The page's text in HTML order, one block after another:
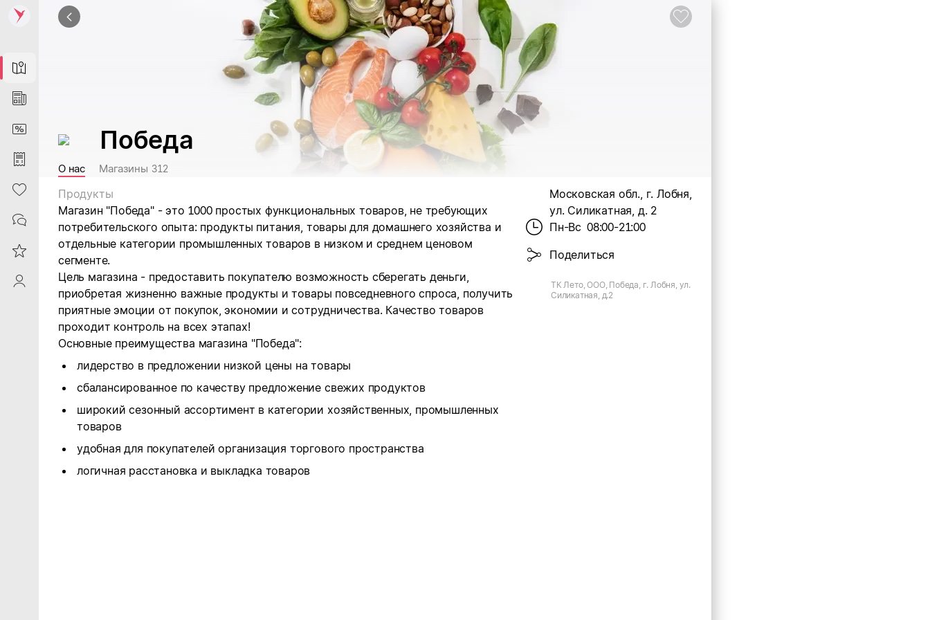
Map
News
DiscountCard
Purchases
Heart
Contacts
Reviews
ProfileSaby
Победа
О нас Магазины 312
Продукты
Магазин "Победа" - это 1000 простых функциональных товаров, не требующих
потребительского опыта: продукты питания, товары для домашнего хозяйства и
отдельные категории промышленных товаров в низком и среднем ценовом
сегменте.
Цель магазина - предоставить покупателю возможность сберегать деньги,
приобретая жизненно важные продукты и товары повседневного спроса, получить
приятные эмоции от покупок, экономии и сотрудничества. Качество товаров
проходит контроль на всех этапах!
Основные преимущества магазина "Победа":
лидерство в предложении низкой цены на товары
сбалансированное по качеству предложение свежих продуктов
широкий сезонный ассортимент в категории хозяйственных, промышленных
товаров
удобная для покупателей организация торгового пространства
логичная расстановка и выкладка товаров
Московская обл., г. Лобня,
ул. Силикатная, д. 2
Пн-Вс 08:00-21:00
Поделиться
ТК Лето, ООО, Победа, г. Лобня, ул.
Силикатная, д.2